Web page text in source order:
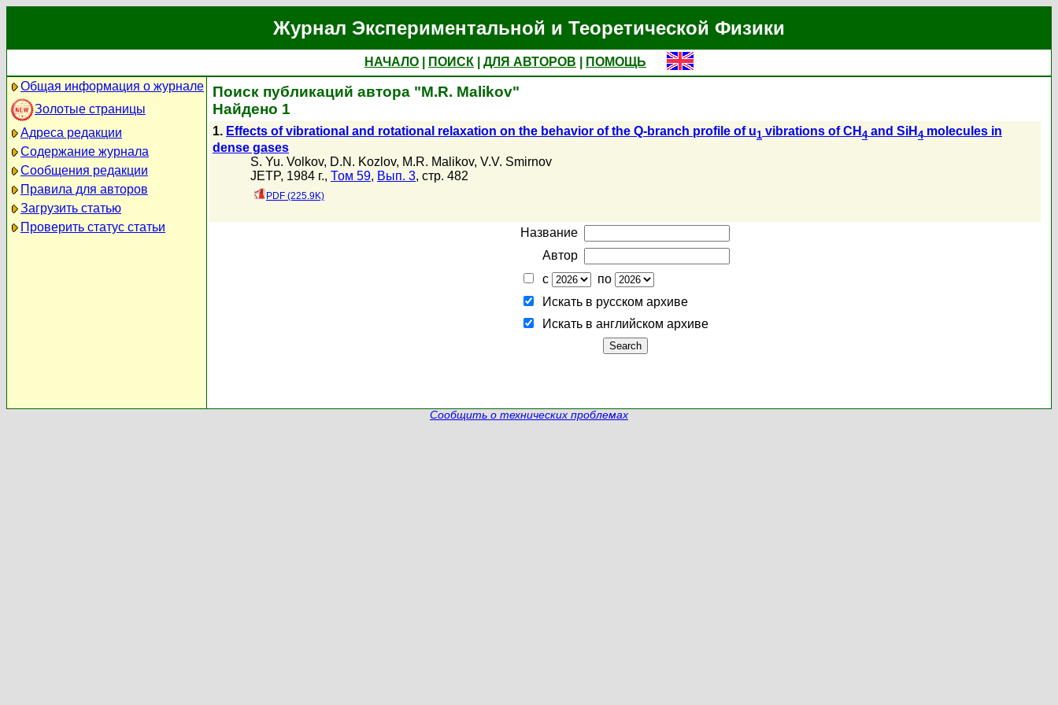
Журнал Экспериментальной и Теоретической Физики
НАЧАЛО ПОИСК ДЛЯ АВТОРОВ
ПОМОЩЬ
Общая информация о журнале
Золотые страницы
Адреса редакции
Содержание журнала
Сообщения редакции
Правила для авторов
Загрузить статью
Проверить статус статьи
Поиск публикаций автора "M.R. Malikov"
Найдено 1
1. Effects of vibrational and rotational relaxation on the behavior of the Q-branch profile of u1 vibrations of CH 4 and SiH 4 molecules in
dense gases
S. Yu. Volkov, D.N. Kozlov, M.R. Malikov, V.V. Smirnov
JETP, 1984 г., Том 59, Вып. 3, стр. 482
PDF (225.9K)
Название
Автор
с
по
Искать в русском архиве
Искать в английском архиве
Сообщить о технических проблемах